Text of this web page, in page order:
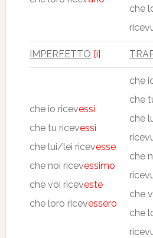
che
IMPERFETTO [i]
che io ricevessi
che tu ricevessi
che lui/lei ricevesse
che noi ricevessimo
che voi riceveste
che loro ricevessero
che
che
che
che
che
che